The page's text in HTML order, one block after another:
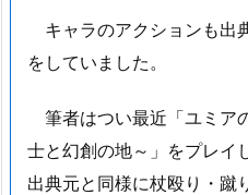
キャラのアクションも出
をしていました。
筆者はつい最近「ユミア
士と幻創の地～」をプレイ
出典元と同様に杖殴り・蹴